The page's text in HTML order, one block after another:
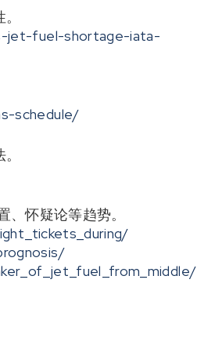
jet-fuel-shortage-iata-
schedule/
怀疑论等趋势。